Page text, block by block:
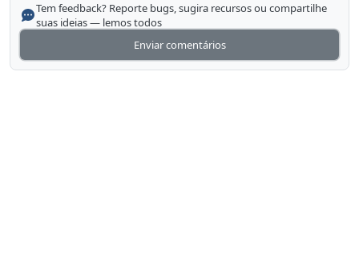
Tem feedback? Reporte bugs, sugira recursos ou compartilhe
suas ideias — lemos todos
Enviar comentários